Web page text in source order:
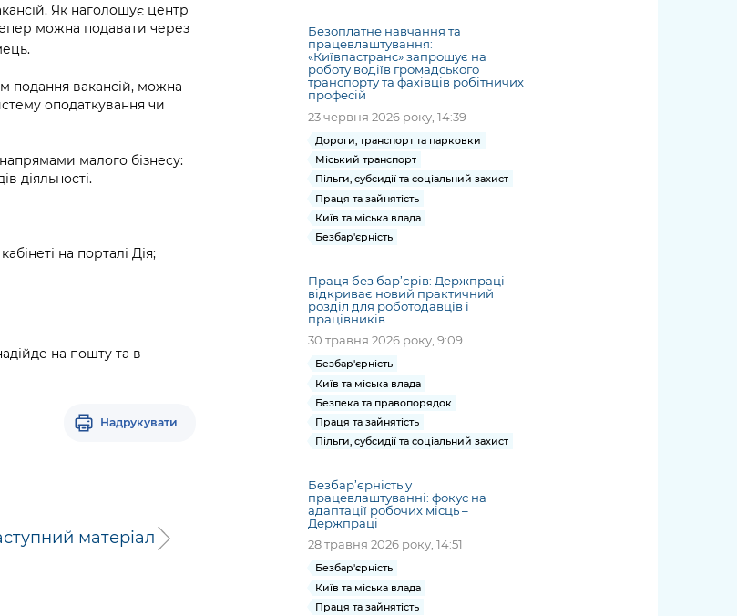
Статистика
громадян
Гендерна політика
Безбар'єрність
Київська міська військова
адміністрація
Фінанси та бюджет
правопорядок
Іноземцям / For
Портал послуг
Міський застосунок Київ
Цифровий
Важливе під час
воєнного стану
Контактний центр
адміністрації
«Ініціатива
«Партнерство
«Відкритий Уряд» –
Важливе під час
Інформація з
Подати запит
Проекти
Порядок
оскарження
рішень, дій чи
бездіяльності
розпорядників
інформації
Звіти про
опрацювання
запитів на
публічну
дашборди
новини та
анонси від
КМДА /
Subscribe
announce
ments
from the
KCSA
ський
запит /
Submitting
a media
request
at work
Як наголошує центр
можна подавати через
подання вакансій, можна
оподаткування чи
малого бізнесу:
діяльності.
на порталі Дія;
на пошту та в
Надрукувати
матеріал
Безоплатне навчання та
працевлаштування:
«Київпастранс» запрошує на
роботу водіїв громадського
транспорту та фахівців робітничих
професій
23 червня 2026 року, 14:39
Дороги, транспорт та парковки
Міський транспорт
Пільги, субсидії та соціальний захист
Праця та зайнятість
Київ та міська влада
Безбар'єрність
Праця без бар’єрів: Держпраці
відкриває новий практичний
розділ для роботодавців і
працівників
30 травня 2026 року, 9:09
Безбар'єрність
Київ та міська влада
Безпека та правопорядок
Праця та зайнятість
Пільги, субсидії та соціальний захист
Безбар’єрність у
працевлаштуванні: фокус на
адаптації робочих місць –
Держпраці
28 травня 2026 року, 14:51
Безбар'єрність
Київ та міська влада
Праця та зайнятість